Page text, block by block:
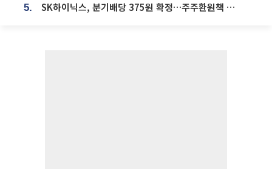
5. SK하이닉스, 분기배당 375원 확정…주주환원책 9월로 앞당겨 발표